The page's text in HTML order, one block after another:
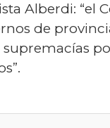
Alberdi: “el
de